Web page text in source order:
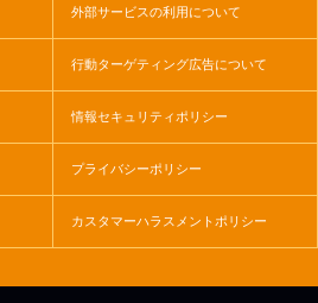
外部サービスの利用について
行動ターゲティング広告について
情報セキュリティポリシー
プライバシーポリシー
カスタマーハラスメントポリシー